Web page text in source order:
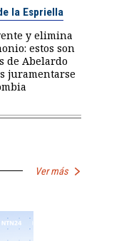
la Espriella
y elimina
estos son
de Abelardo
juramentarse
Ver más